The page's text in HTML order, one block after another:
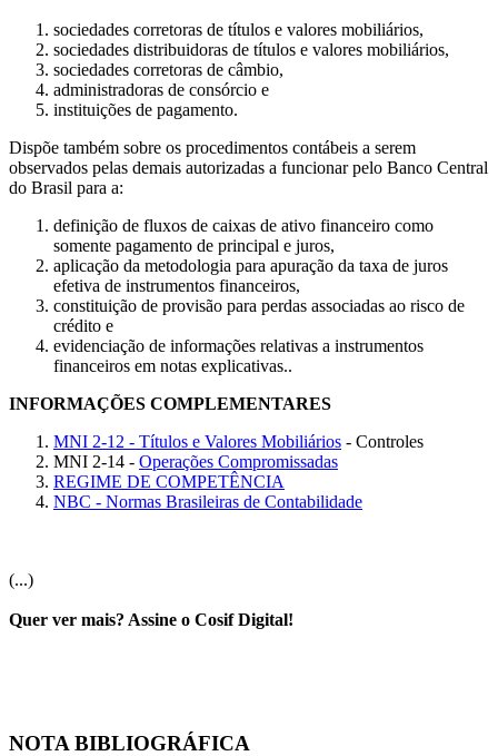
sociedades corretoras de títulos e valores mobiliários,
sociedades distribuidoras de títulos e valores mobiliários,
sociedades corretoras de câmbio,
administradoras de consórcio e
instituições de pagamento.
Dispõe também sobre os procedimentos contábeis a serem
observados pelas demais autorizadas a funcionar pelo Banco Central
do Brasil para a:
definição de fluxos de caixas de ativo financeiro como
somente pagamento de principal e juros,
aplicação da metodologia para apuração da taxa de juros
efetiva de instrumentos financeiros,
constituição de provisão para perdas associadas ao risco de
crédito e
evidenciação de informações relativas a instrumentos
financeiros em notas explicativas..
INFORMAÇÕES COMPLEMENTARES
MNI 2-12 - Títulos e Valores Mobiliários - Controles
MNI 2-14 - Operações Compromissadas
REGIME DE COMPETÊNCIA
NBC - Normas Brasileiras de Contabilidade
(...)
Quer ver mais? Assine o Cosif Digital!
NOTA BIBLIOGRÁFICA